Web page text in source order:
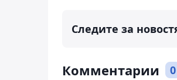
Следите за
Комментарии 0